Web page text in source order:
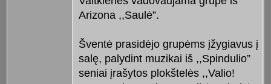
Arizona ,,Saulė”.
Šventė prasidėjo grupėms įžygiavus į
salę, palydint muzikai iš ,,Spindulio”
seniai įrašytos plokštelės ,,Valio!